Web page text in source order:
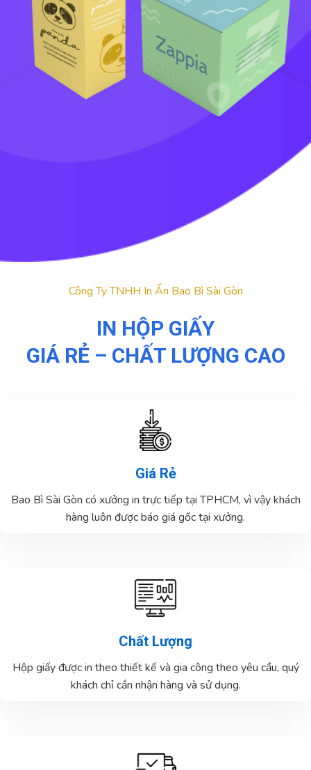
Công Ty TNHH In Ấn Bao Bì Sài Gòn
IN HỘP GIẤY
GIÁ RẺ – CHẤT LƯỢNG CAO
Giá Rẻ
Bao Bì Sài Gòn có xưởng in trực tiếp tại TPHCM, vì vậy khách
hàng luôn được báo giá gốc tại xưởng.
Chất Lượng
Hộp giấy được in theo thiết kế và gia công theo yêu cầu, quý
khách chỉ cần nhận hàng và sử dụng.